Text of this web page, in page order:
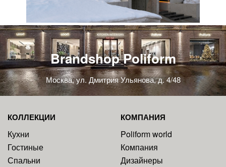
Brandshop Poliform
Москва, ул. Дмитрия Ульянова, д. 4/48
КОЛЛЕКЦИИ
Кухни
Гостиные
Спальни
КОМПАНИЯ
Poliform world
Компания
Дизайнеры